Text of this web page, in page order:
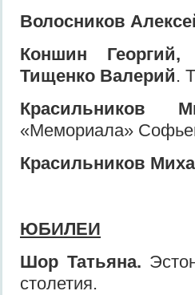
Волосников
Коншин
Тищенко Валерий.
Красильников
«Мемориала»
Красильников
ЮБИЛЕИ
Шор Татьяна.
столетия.